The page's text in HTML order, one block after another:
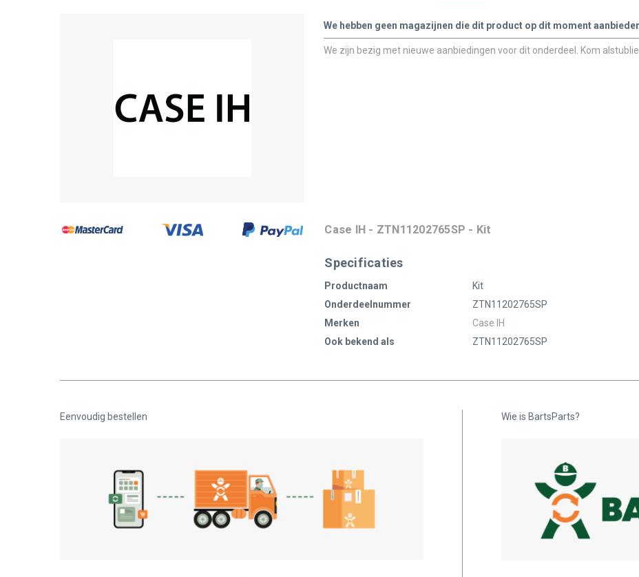
We hebben geen magazijnen die dit product op dit moment
We zijn bezig met nieuwe aanbiedingen voor dit onderdeel. Kom
Case IH - ZTN11202765SP - Kit
Specificaties
Productnaam
Kit
Onderdeelnummer
ZTN11202765SP
Merken
Case IH
Ook bekend als
ZTN11202765SP
Eenvoudig bestellen Wie is BartsParts?